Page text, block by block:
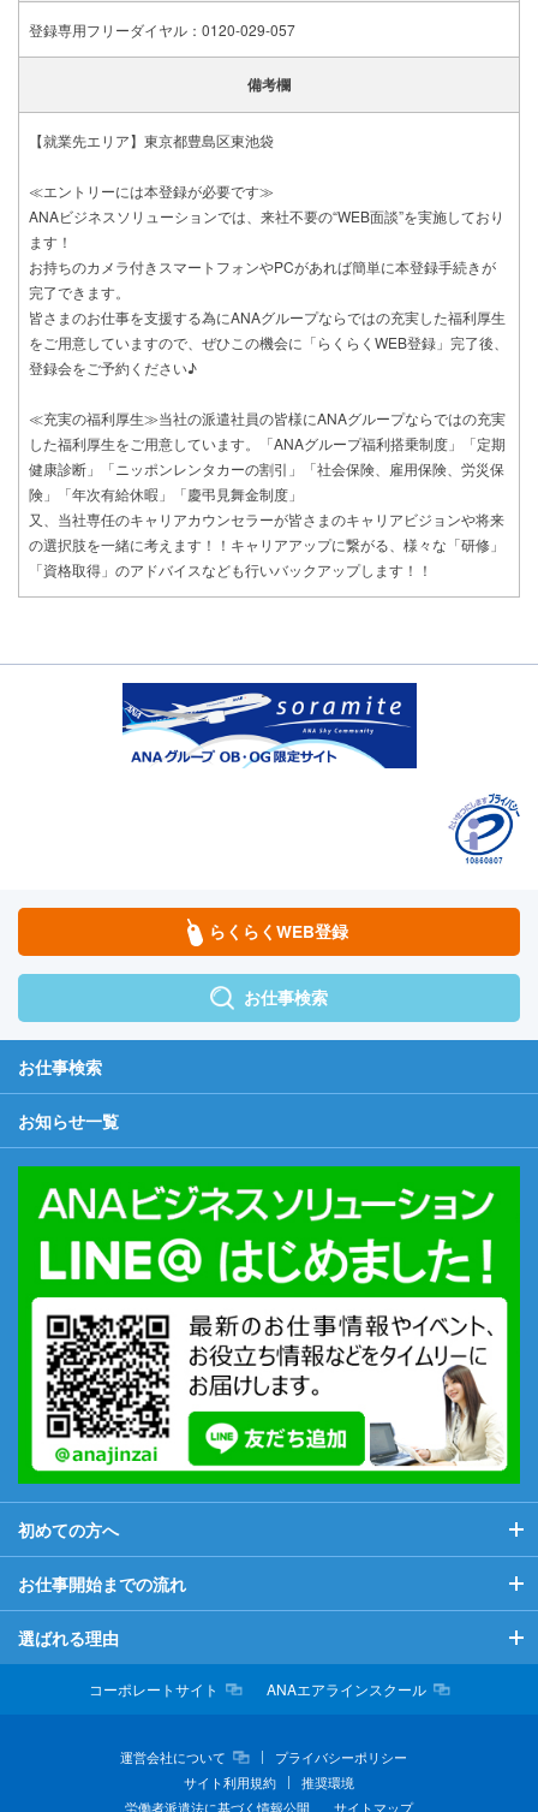
登録専用フリーダイヤル：0120-029-057
備考欄
【就業先エリア】東京都豊島区東池袋
≪エントリーには本登録が必要です≫
ANAビジネスソリューションでは、来社不要の“WEB面談”を実施しており
ます！
お持ちのカメラ付きスマートフォンやPCがあれば簡単に本登録手続きが
完了できます。
皆さまのお仕事を支援する為にANAグループならではの充実した福利厚生
をご用意していますので、ぜひこの機会に「らくらくWEB登録」完了後、
登録会をご予約ください♪
≪充実の福利厚生≫当社の派遣社員の皆様にANAグループならではの充実
した福利厚生をご用意しています。「ANAグループ福利搭乗制度」「定期
健康診断」「ニッポンレンタカーの割引」「社会保険、雇用保険、労災保
険」「年次有給休暇」「慶弔見舞金制度」
又、当社専任のキャリアカウンセラーが皆さまのキャリアビジョンや将来
の選択肢を一緒に考えます！！キャリアアップに繋がる、様々な「研修」
「資格取得」のアドバイスなども行いバックアップします！！
らくらくWEB登録
お仕事検索
お仕事検索
お知らせ一覧
初めての方へ
初めての方へ
当社が初めての方へ
希望のお仕事につくために
お仕事開始までの流れ
お仕事開始までの流れ
マイページについて
選ばれる理由
選ばれる理由コーポレートサイト ANAエアラインスクール
運営会社について
プライバシーポリシー
サイト利用規約
推奨環境
労働者派遣法に基づく情報公開
サイトマップ